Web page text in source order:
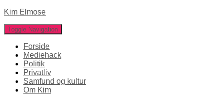
Kim Elmose
Toggle Navigation
Forside
Mediehack
Politik
Privatliv
Samfund og kultur
Om Kim